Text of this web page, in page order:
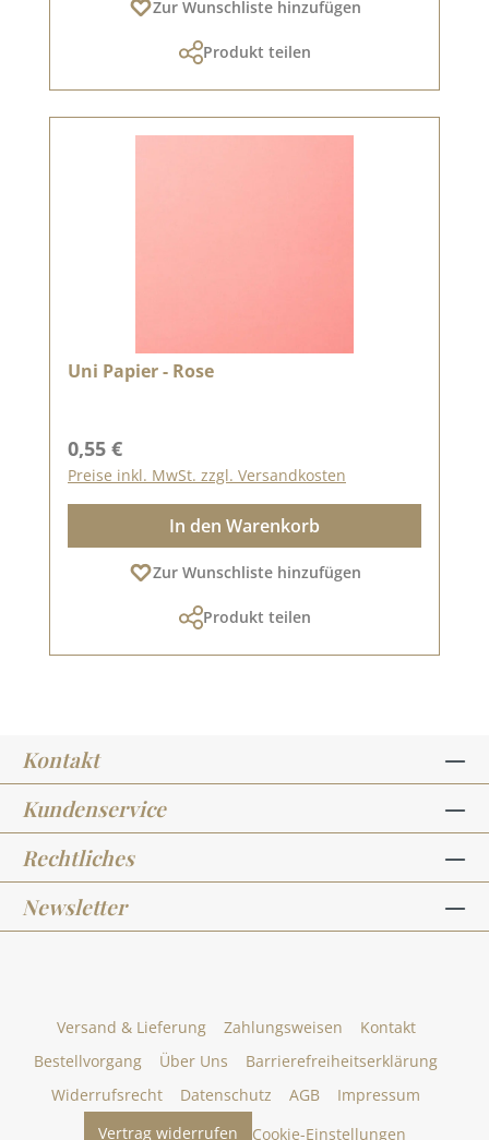
Zur Wunschliste hinzufügen
Produkt teilen
Uni Papier - Rose
Regulärer Preis:
0,55 €
Preise inkl. MwSt. zzgl. Versandkosten
In den Warenkorb
Zur Wunschliste hinzufügen
Produkt teilen
Kontakt
Kundenservice
Rechtliches
Newsletter
Versand & Lieferung Zahlungsweisen
Kontakt
Bestellvorgang
Über Uns
Barrierefreiheitserklärung
Widerrufsrecht
Datenschutz AGB
Impressum
Vertrag widerrufen
Cookie-Einstellungen